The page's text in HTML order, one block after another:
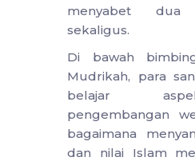
menyabet dua
sekaligus.
Di bawah
Mudrikah, para
belajar
pengembangan
bagaimana
dan nilai Islam